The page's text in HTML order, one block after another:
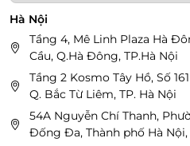
Hà Nội
Tầng 4, Mê Linh Plaza Hà
Cầu, Q.Hà Đông, TP.Hà Nội
Tầng 2 Kosmo Tây Hồ, Số
Q. Bắc Từ Liêm, TP. Hà Nội
54A Nguyễn Chí Thanh,
Đống Đa, Thành phố Hà